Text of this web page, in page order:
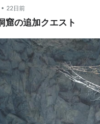
• 22日前
窟の追加クエスト